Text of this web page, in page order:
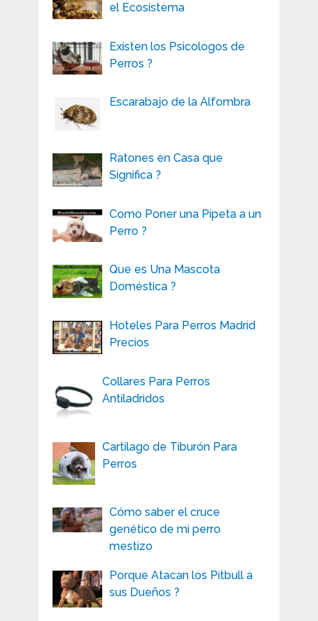
el Ecosistema
Existen los Psicologos de
Perros ?
Escarabajo de la Alfombra
Ratones en Casa que
Significa ?
Como Poner una Pipeta a un
Perro ?
Que es Una Mascota
Doméstica ?
Hoteles Para Perros Madrid
Precios
Collares Para Perros
Antiladridos
Cartilago de Tiburón Para
Perros
Cómo saber el cruce
genético de mi perro
mestizo
Porque Atacan los Pitbull a
sus Dueños ?